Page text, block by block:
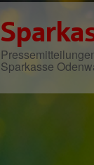
Sparkasse